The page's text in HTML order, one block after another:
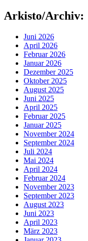
Arkisto/Archiv:
Juni 2026
April 2026
Februar 2026
Januar 2026
Dezember 2025
Oktober 2025
August 2025
Juni 2025
April 2025
Februar 2025
Januar 2025
November 2024
September 2024
Juli 2024
Mai 2024
April 2024
Februar 2024
November 2023
September 2023
August 2023
Juni 2023
April 2023
März 2023